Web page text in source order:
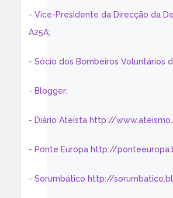
- Vice-Presidente da Direcção da
A25A;
- Sócio dos Bombeiros Voluntários
- Blogger:
- Diário Ateísta http://
- Ponte Europa http://
- Sorumbático http://